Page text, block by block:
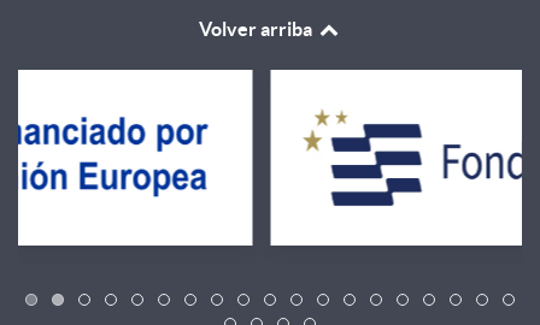
Volver arriba